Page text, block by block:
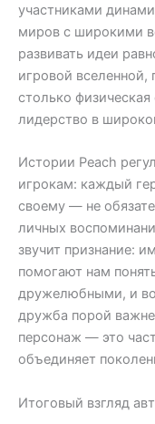
участниками
миров с широкими
развивать идеи
игровой вселенной,
столько
лидерство в
Истории Peach
игрокам: каждый
своему — не
личных
звучит признание:
помогают нам
дружелюбными, и
дружба порой
персонаж — это
объединяет
Итоговый взгляд